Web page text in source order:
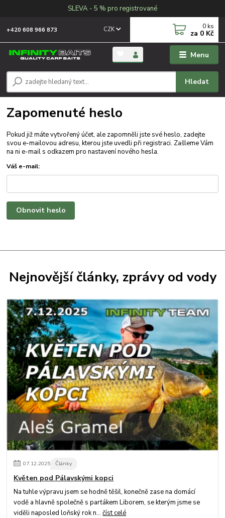
SLEVA - 5 % pro registrované
Menu
CZK
Hledat
+420 608 966 873 0 ks
za 0 Kč
Zapomenuté heslo
Pokud již máte vytvořený účet, ale zapomněli jste své heslo, zadejte
svou e-mailovou adresu, kterou jste uvedli při registraci. Zašleme Vám
na ni e-mail s odkazem pro nastavení nového hesla.
Váš e-mail:
Obnovit heslo
Nejnovější články, zprávy od vody
07.12.2025 Články
Květen pod Pálavskými kopci
Na tuhle výpravu jsem se hodně těšil, konečně zase na domácí
vodě a hlavně společně s parťákem Liborem, se kterým jsme se
viděli naposled loňský rok n...číst celé